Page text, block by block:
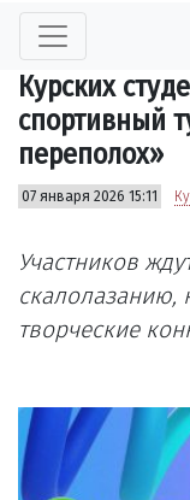
Курских
спортивный
переполох»
07 января 2026 15:11
Участников
скалолазанию,
творческие